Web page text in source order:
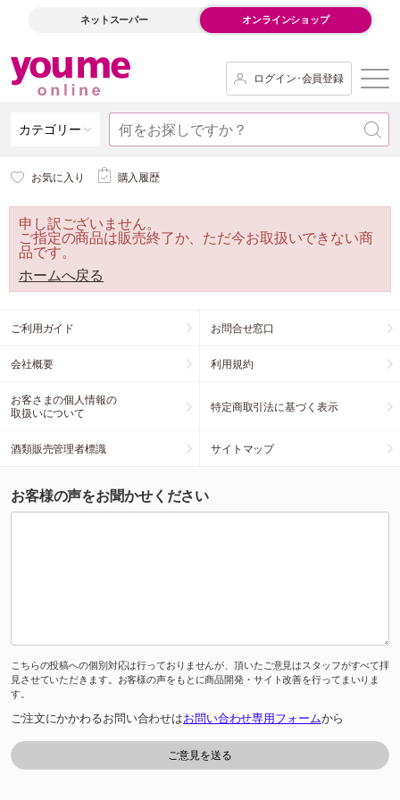
ネットスーパー オンラインショップ
ログイン･会員登録
カテゴリー
お気に入り 購入履歴
申し訳ございません。
ご指定の商品は販売終了か、ただ今お取扱いできない商
品です。
ホームへ戻る
ご利用ガイド お問合せ窓口
会社概要 利用規約
お客さまの個人情報の
取扱いについて
特定商取引法に基づく表示
酒類販売管理者標識 サイトマップ
お客様の声をお聞かせください
こちらの投稿への個別対応は行っておりませんが、頂いたご意見はスタッフがすべて拝
見させていただきます。お客様の声をもとに商品開発・サイト改善を行ってまいりま
す。
ご注文にかかわるお問い合わせはお問い合わせ専用フォームから